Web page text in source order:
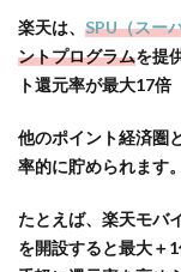
楽天は、 SPU（スー
ントプログラムを提
ト還元率が最大17倍
他のポイント経済圏
率的に貯められます。
たとえば、楽天モバ
を開設すると最大＋